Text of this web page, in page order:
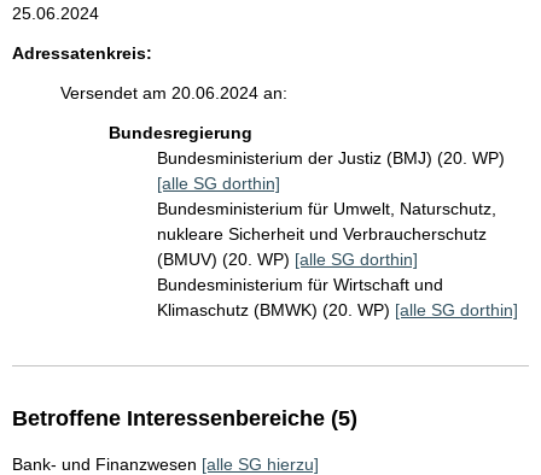
25.06.2024
Adressatenkreis:
Versendet am 20.06.2024 an:
Bundesregierung
Bundesministerium der Justiz (BMJ) (20. WP)
[alle SG dorthin]
Bundesministerium für Umwelt, Naturschutz,
nukleare Sicherheit und Verbraucherschutz
(BMUV) (20. WP) [alle SG dorthin]
Bundesministerium für Wirtschaft und
Klimaschutz (BMWK) (20. WP) [alle SG dorthin]
Betroffene Interessenbereiche (5)
Bank- und Finanzwesen [alle SG hierzu]